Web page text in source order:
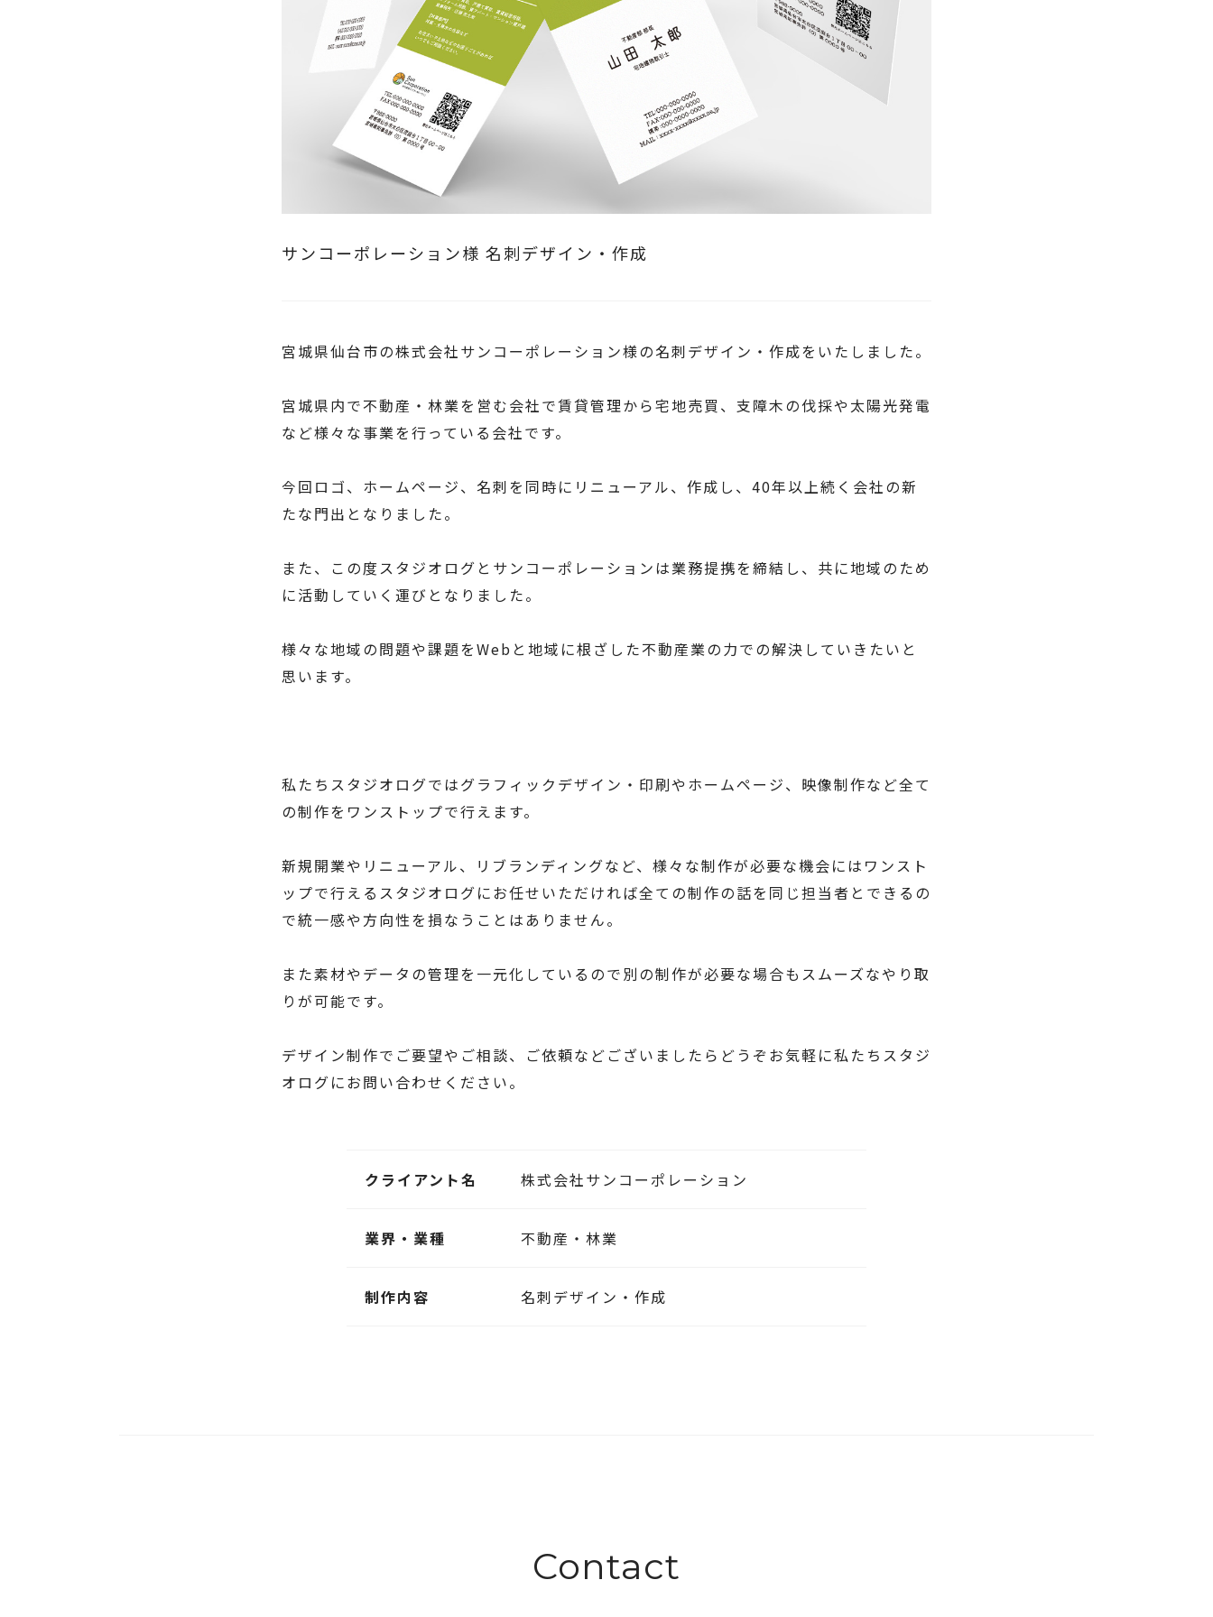
サンコーポレーション様 名刺デザイン・作成
宮城県仙台市の株式会社サンコーポレーション様の名刺デザイン・作成をいた しました。
宮城県内で不動産・林業を営む会社で賃貸管理から宅地売買、支障木の伐採や太陽光発電
など様々な事業を行っている会社です。
今回ロゴ、ホームページ、名刺を同時にリニューアル、作成し、40年以上続く会社の新
たな門出となりました。
また、この度スタジオログとサンコーポレーションは業務提携を締結し、共に地域のため
に活動していく運びとなりました。
様々な地域の問題や課題をWebと地域に根ざした不動産業の力での解決していきたいと
思います。
私たちスタジオログではグラフィックデザイン・印刷やホームページ、映像制作など全て
の制作をワンストップで行えます。
新規開業やリニューアル、リブランディングなど、様々な制作が必要な機会にはワンスト
ップで行えるスタジオログにお任せいただければ全ての制作の話を同じ担当者とできるの
で統一感や方向性を損なうことはありません。
また素材やデータの管理を一元化しているので別の制作が必要な場合もスムーズなやり取
りが可能です。
デザイン制作でご要望やご相談、ご依頼などございましたらどうぞお気軽に私たちスタジ
オログにお問い合わせください。
クライアント名 株式会社サンコーポレーション
業界・業種 不動産・林業
制作内容 名刺デザイン・作成
Contact